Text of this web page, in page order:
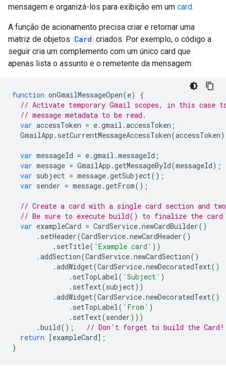
mensagem e organizá-los para exibição em um card.
A função de acionamento precisa criar e retornar uma
matriz de objetos Card criados. Por exemplo, o código a
seguir cria um complemento com um único card que
apenas lista o assunto e o remetente da mensagem:
function onGmailMessageOpen(e)
{
// Activate temporary Gmail scopes, in this case
// message metadata to be read.
var accessToken = e.gmail .accessToken ;
GmailApp . setCurrentMessageAccessToken(accessToken
var messageId = e.gmail .messageId ;
var message = GmailApp .getMessageById(messageId);
var subject = message.getSubject();
var sender = message.getFrom();
// Create a card with a single card section and
// Be sure to execute build() to finalize the card
var exampleCard = CardService.newCardBuilder()
. setHeader(CardService.newCardHeader()
. setTitle( 'Example card' ))
.addSection(CardService.newCardSection()
.addWidget(CardService.newDecoratedText()
. setTopLabel( 'Subject' )
. setText(subject))
.addWidget(CardService.newDecoratedText()
. setTopLabel( 'From' )
. setText(sender)))
.build();
// Don't forget to build the Card!
return [exampleCard];
}